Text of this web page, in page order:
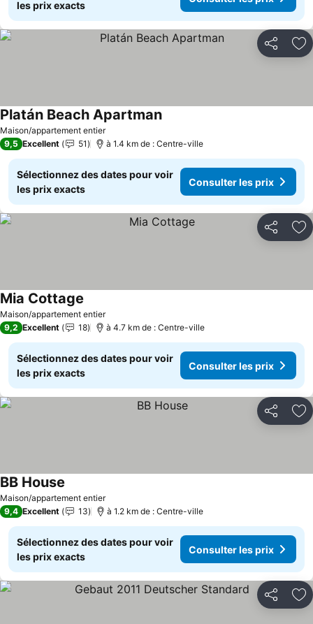
les prix exacts
Partager
Maison/appartement entier
Platán Beach ApartmanConsulter les prix
9,5 Excellent 51 à 1.4 km de : Centre-ville
Sélectionnez des dates pour voir
les prix exacts
Consulter les prix
Partager
Maison/appartement entier
Mia Cottage
9,2 Excellent 18 à 4.7 km de : Centre-ville
Sélectionnez des dates pour voir
les prix exacts
Consulter les prix
Partager
Maison/appartement entier
BB House
9,4 Excellent 13 à 1.2 km de : Centre-ville
Sélectionnez des dates pour voir
les prix exacts
Consulter les prix
Partager